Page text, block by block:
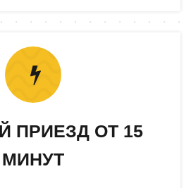
ПРИЕЗД ОТ 15
МИНУТ